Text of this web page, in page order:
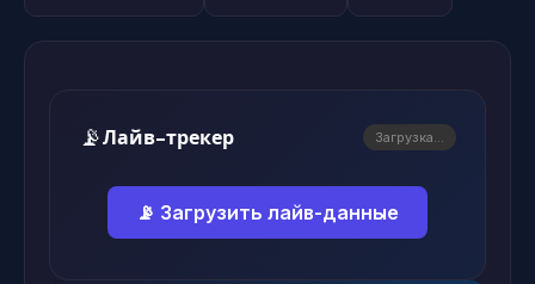
📡Лайв-трекер Загрузка...
📡 Загрузить лайв-данные